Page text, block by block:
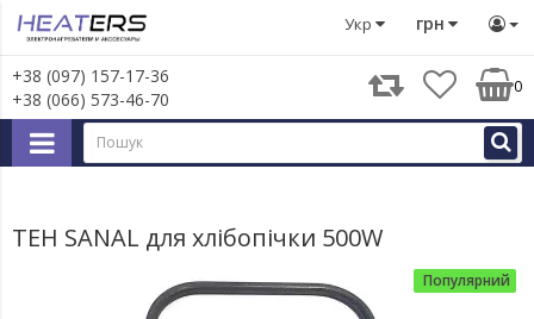
грн
Укр
+38 (097) 157-17-36
+38 (066) 573-46-70
0
ТЕН SANAL для хлібопічки 500W
ТЕН SANAL для хлібопічки 500W
Популярний